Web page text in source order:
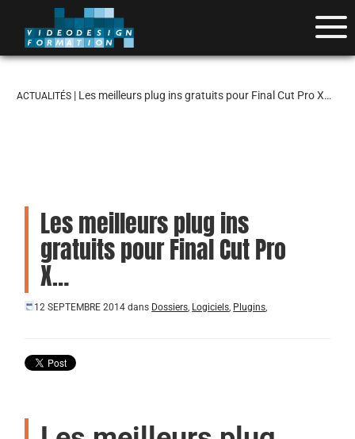
ACTUALITÉS | Les meilleurs plug ins gratuits pour Final Cut Pro X…
Les meilleurs plug ins
gratuits pour Final Cut Pro
X…
12 SEPTEMBRE 2014 dans Dossiers, Logiciels, Plugins,